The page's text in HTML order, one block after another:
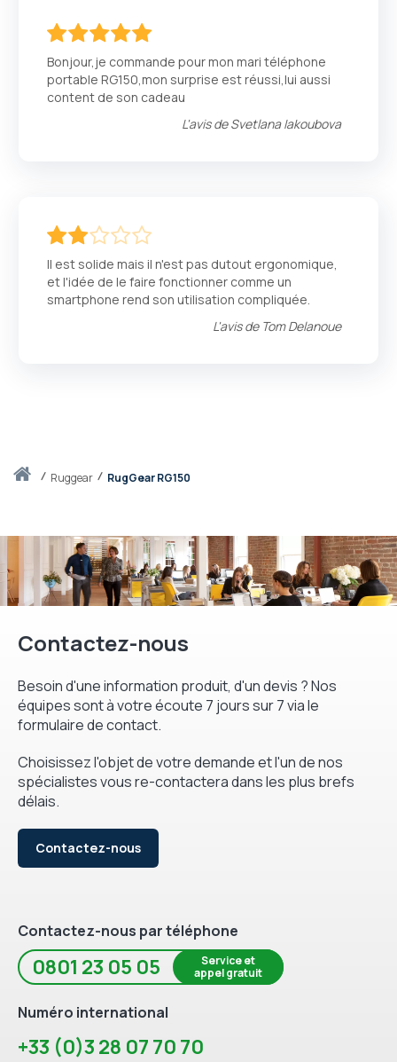
Accueilruggear RugGear RG150
Bonjour,je commande pour mon mari téléphone
portable RG150,mon surprise est réussi,lui aussi
content de son cadeau
L'avis deSvetlana Iakoubova
Il est solide mais il n'est pas dutout ergonomique,
et l'idée de le faire fonctionner comme un
smartphone rend son utilisation compliquée.
L'avis de Tom Delanoue
Contactez-nous
Besoin d'une information produit, d'un devis ? Nos
équipes sont à votre écoute 7 jours sur 7 via le
formulaire de contact.
Choisissez l'objet de votre demande et l'un de nos
spécialistes vous re-contactera dans les plus brefs
délais.
Contactez-nous
Contactez-nous par téléphone
0801 23 05 05
Service et
appel gratuit
Numéro international
+33 (0)3 28 07 70 70